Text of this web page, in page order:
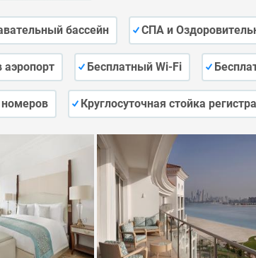
бассейн СПА и
аэропорт Бесплатный Wi-Fi
Круглосуточная стойка